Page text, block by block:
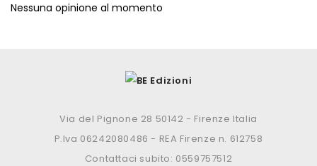
Nessuna opinione al momento
Via del Pignone 28 50142 - Firenze Italia
P.Iva 06242080486 - REA Firenze n. 612758
Contattaci subito: 0559757512